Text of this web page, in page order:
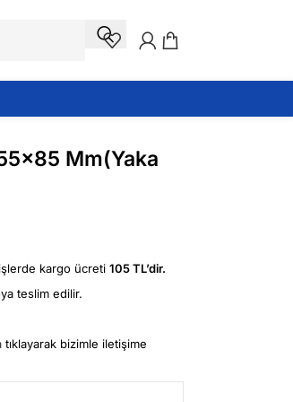
Mm(Yaka
kargo ücreti 105 TL’dir.
teslim edilir.
tıklayarak bizimle iletişime